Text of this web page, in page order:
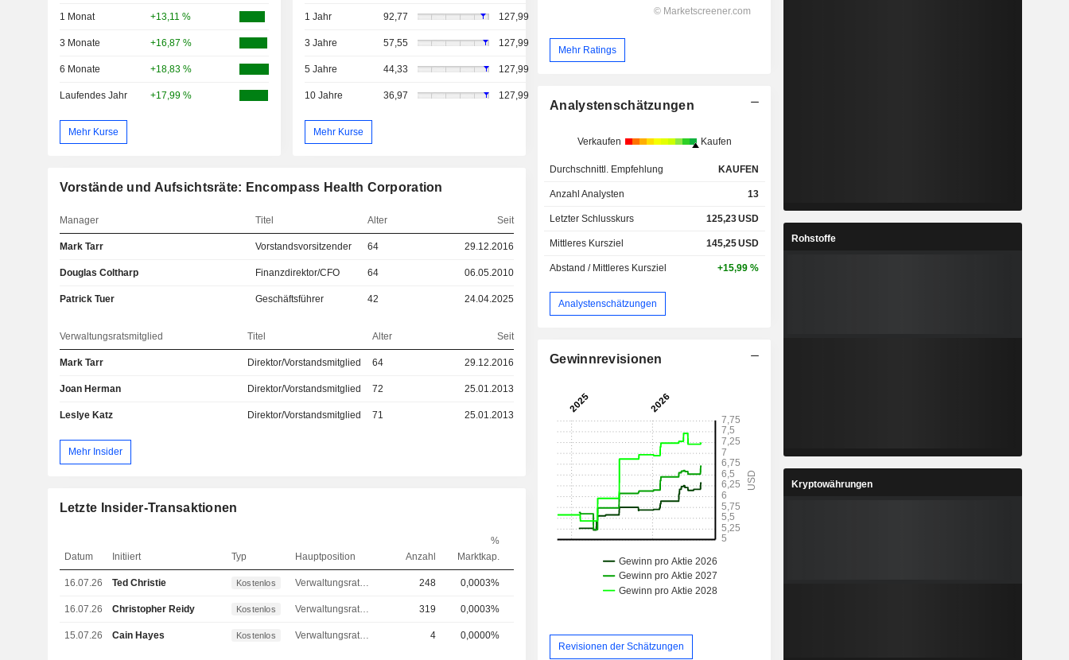
1 Monat +13,11 %
3 Monate +16,87 %
6 Monate +18,83 %
Laufendes Jahr +17,99 %
Mehr Kurse
1 Jahr 92,77 127,99
3 Jahre 57,55 127,99
5 Jahre 44,33 127,99
10 Jahre 36,97 127,99
Mehr Kurse
Vorstände und Aufsichtsräte: Encompass Health Corporation
Manager Titel Alter Seit
Mark Tarr Vorstandsvorsitzender 64 29.12.2016
Douglas Coltharp Finanzdirektor/CFO 64 06.05.2010
Patrick Tuer Geschäftsführer 42 24.04.2025
Verwaltungsratsmitglied Titel Alter Seit
Mark Tarr Direktor/Vorstandsmitglied 64 29.12.2016
Joan Herman Direktor/Vorstandsmitglied 72 25.01.2013
Leslye Katz Direktor/Vorstandsmitglied 71 25.01.2013
Mehr Insider
Letzte Insider-Transaktionen
Datum Initiiert Typ Hauptposition Anzahl
%
Marktkap.
16.07.26 Ted Christie Kostenlos 248 0,0003%
16.07.26 Christopher Reidy Kostenlos 319 0,0003%
15.07.26 Cain Hayes Kostenlos 4 0,0000%
Mehr Ratings
Analystenschätzungen
Verkaufen Kaufen
Durchschnittl. Empfehlung KAUFEN
Anzahl Analysten 13
Letzter Schlusskurs 125,23USD
Mittleres Kursziel 145,25USD
Abstand / Mittleres Kursziel +15,99 %
Analystenschätzungen
Gewinnrevisionen
Revisionen der Schätzungen
Rohstoffe
Kryptowährungen